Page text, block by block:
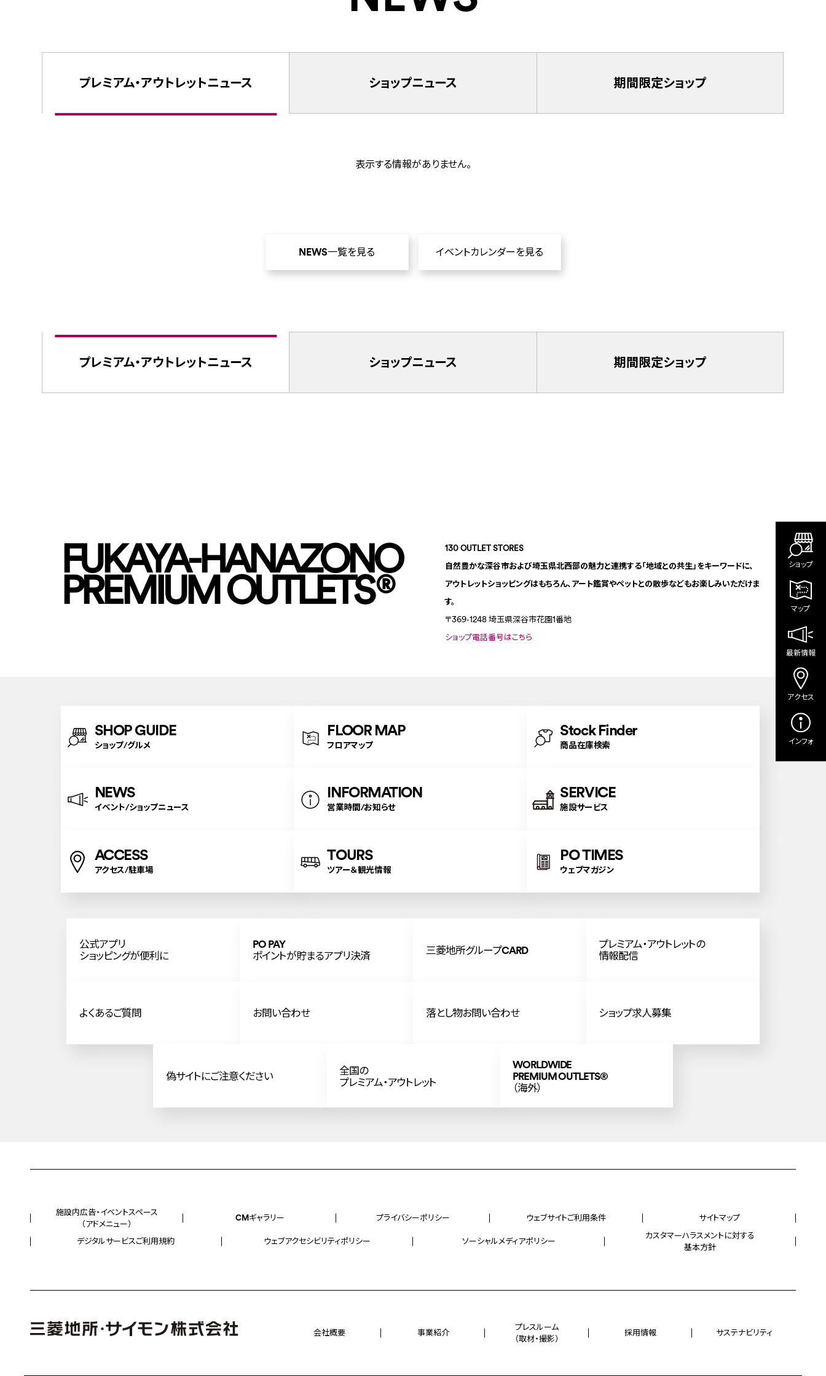
ショップ
マップ
最新情報
アクセス
インフォ
プレミアム・アウトレットニュース ショップニュース 期間限定ショップ
表示する情報がありません。
NEWS一覧を見る イベントカレンダーを見る
プレミアム・アウトレットニュース ショップニュース 期間限定ショップ
FUKAYA-HANAZONO
PREMIUM OUTLETS®
130 OUTLET STORES
自然豊かな深谷市および埼玉県北西部の魅力と連携する「地域との共生」をキーワードに、
アウトレットショッピングはもちろん、アート鑑賞やペットとの散歩などもお楽しみいただけま
す。
〒369-1248埼玉県深谷市花園1番地
ショップ電話番号はこちら
SHOP GUIDE
ショップ/グルメ
FLOOR MAP
フロアマップ
Stock Finder
商品在庫検索
NEWS
イベント/ショップニュース
INFORMATION
営業時間/お知らせ
SERVICE
施設サービス
ACCESS
アクセス/駐車場
TOURS
ツアー＆観光情報
PO TIMES
ウェブマガジン
公式アプリ
ショッピングが便利に
PO PAY
ポイントが貯まるアプリ決済
三菱地所グループCARD
プレミアム・アウトレットの
情報配信
よくあるご質問 お問い合わせ 落とし物お問い合わせ ショップ求人募集
偽サイトにご注意ください
全国の
プレミアム・アウトレット
WORLDWIDE
PREMIUM OUTLETS®
（海外）
施設内広告・イベントスペース
（アドメニュー）
CMギャラリー プライバシーポリシー ウェブサイトご利用条件 サイトマップ
デジタルサービスご利用規約 ウェブアクセシビリティポリシー ソーシャルメディアポリシー
カスタマーハラスメントに対する
基本方針
会社概要 事業紹介
プレスルーム
（取材・撮影）
採用情報 サステナビリティ